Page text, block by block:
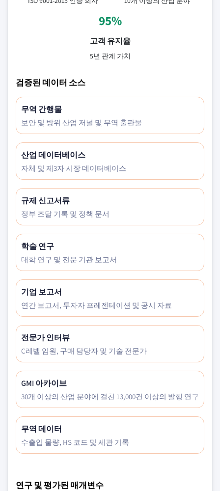
95%
고객 유지율
5년 관계 가치
검증된 데이터 소스
무역 간행물
보안 및 방위 산업 저널 및 무역 출판물
산업 데이터베이스
자체 및 제3자 시장 데이터베이스
규제 신고서류
정부 조달 기록 및 정책 문서
학술 연구
대학 연구 및 전문 기관 보고서
기업 보고서
연간 보고서, 투자자 프레젠테이션 및 공시 자료
전문가 인터뷰
C레벨 임원, 구매 담당자 및 기술 전문가
GMI 아카이브
30개 이상의 산업 분야에 걸친 13,000건 이상의 발행 연구
무역 데이터
수출입 물량, HS 코드 및 세관 기록
연구 및 평가된 매개변수